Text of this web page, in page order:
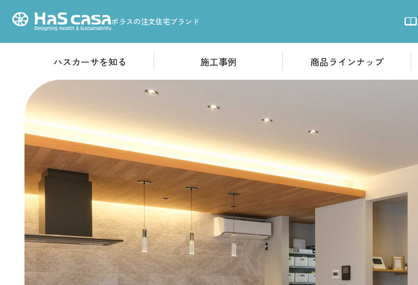
ポラスの注文住宅ブランド
ハスカーサを知る 施工事例 商品ラインナップ
ハスカーサについて
性能について
火災から家を守る
デザインについて
素材のこだわり
収納のこだわり
商品ラインナップ
施工事例